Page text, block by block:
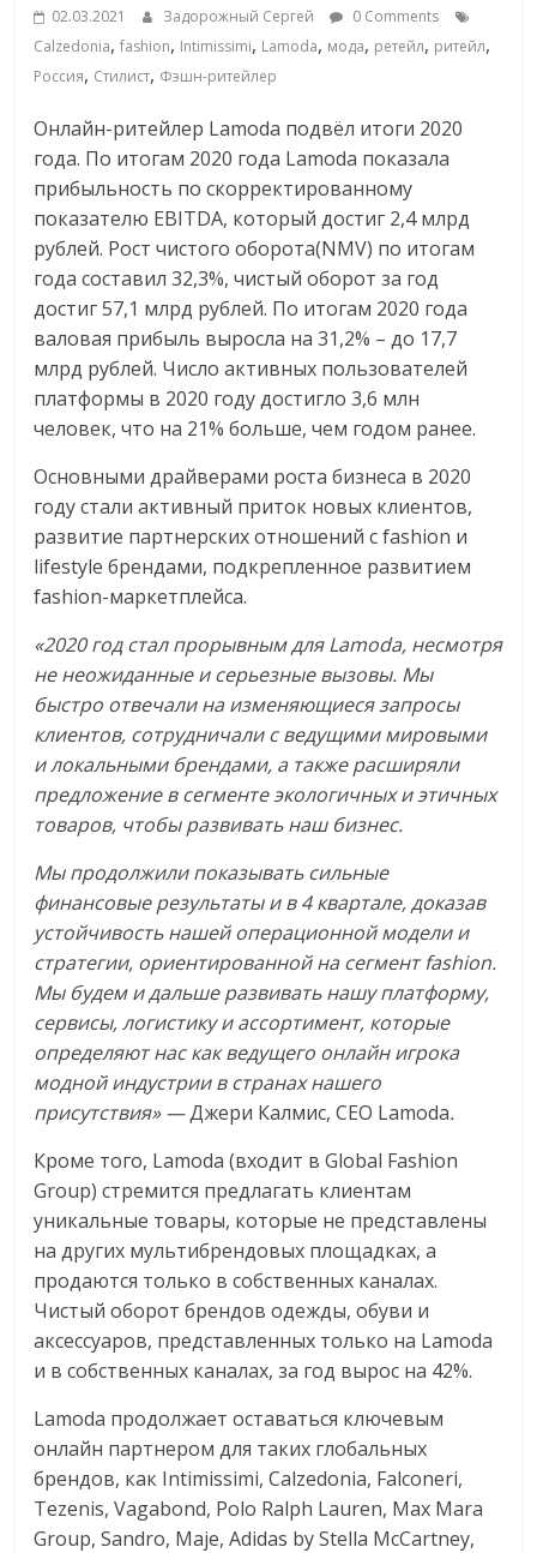
Commerce,
омниканальном
ритейле,
логистике,
технологиях,
соцсетях
Портал
онлайн-
торговле,
сервисах
для
ритейле,
логистике,
технологиях,
соцсетях.
Нам
важно,
как
как
Сеть
меняет
жизнь
людей
обсудить
эти
изменения
читателем.
02.03.2021 Задорожный Сергей
0 Comments
Calzedonia,fashion, Intimissimi, Lamoda, мода, ретейл, ритейл,
Россия, Стилист, Фэшн-ритейлер
Онлайн-ритейлер Lamoda подвёл итоги 2020
года. По итогам 2020 года Lamoda показала
прибыльность по скорректированному
показателю EBITDA, который достиг 2,4 млрд
рублей. Рост чистого оборота(NMV) по итогам
года составил 32,3%, чистый оборот за год
достиг 57,1 млрд рублей. По итогам 2020 года
валовая прибыль выросла на 31,2% – до 17,7
млрд рублей. Число активных пользователей
платформы в 2020 году достигло 3,6 млн
человек, что на 21% больше, чем годом ранее.
Основными драйверами роста бизнеса в 2020
году стали активный приток новых клиентов,
развитие партнерских отношений с fashion и
lifestyle брендами, подкрепленное развитием
fashion-маркетплейса.
«2020 год стал прорывным для Lamoda, несмотря
не неожиданные и серьезные вызовы. Мы
быстро отвечали на изменяющиеся запросы
клиентов, сотрудничали с ведущими мировыми
и локальными брендами, а также расширяли
предложение в сегменте экологичных и этичных
товаров, чтобы развивать наш бизнес.
Мы продолжили показывать сильные
финансовые результаты и в 4 квартале, доказав
устойчивость нашей операционной модели и
стратегии, ориентированной на сегмент fashion.
Мы будем и дальше развивать нашу платформу,
сервисы, логистику и ассортимент, которые
определяют нас как ведущего онлайн игрока
модной индустрии в странах нашего
присутствия» —Джери Калмис, СЕО Lamoda.
Кроме того, Lamoda (входит в Global Fashion
Group) стремится предлагать клиентам
уникальные товары, которые не представлены
на других мультибрендовых площадках, а
продаются только в собственных каналах.
Чистый оборот брендов одежды, обуви и
аксессуаров, представленных только на Lamoda
и в собственных каналах, за год вырос на 42%.
Lamoda продолжает оставаться ключевым
онлайн партнером для таких глобальных
брендов, как Intimissimi, Calzedonia, Falconeri,
Tezenis, Vagabond, Polo Ralph Lauren, Max Mara
Group, Sandro, Maje, Adidas by Stella McCartney,